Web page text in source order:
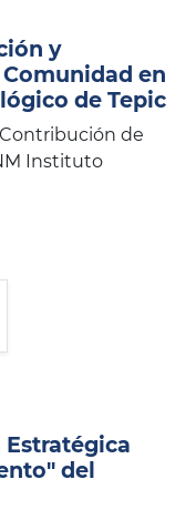
y
en
de Tepic
de
Instituto
Estratégica
del